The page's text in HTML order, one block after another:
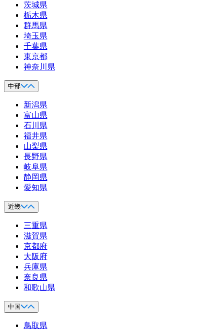
茨城県
栃木県
群馬県
埼玉県
千葉県
東京都
神奈川県
中部
新潟県
富山県
石川県
福井県
山梨県
長野県
岐阜県
静岡県
愛知県
近畿
三重県
滋賀県
京都府
大阪府
兵庫県
奈良県
和歌山県
中国
鳥取県